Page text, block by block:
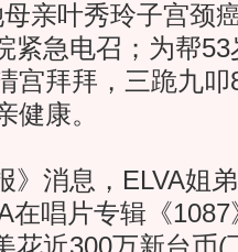
亲叶秀玲子宫颈
紧急电召；为帮
宫拜拜，三跪九
健康。
消息，ELVA姐弟
在唱片专辑《